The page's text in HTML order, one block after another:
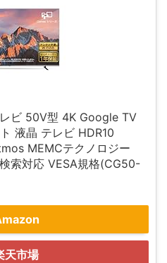
ビ 50V型 4K Google TV
液晶 テレビ HDR10
MEMCテクノロジー
索対応 VESA規格(CG50-
天市場